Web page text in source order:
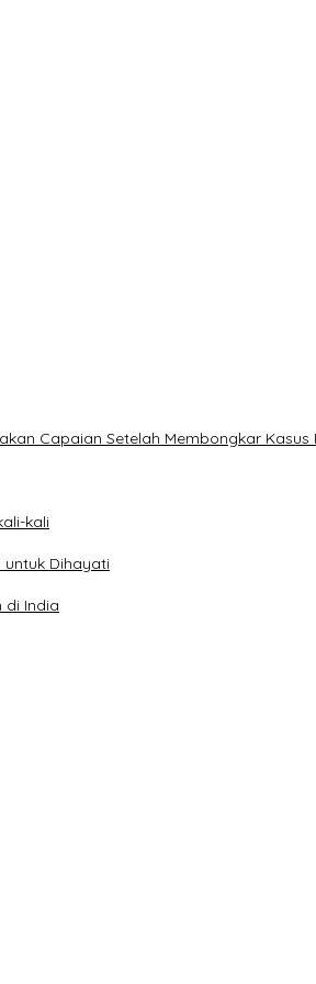
Capaian Setelah Membongkar Kasus
kali
untuk Dihayati
di India